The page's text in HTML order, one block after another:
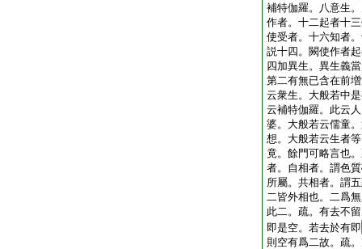
補特伽羅。八意生
作者。十二起者十
使受者。十六知者
説十四。闕使作者
四加異生。異生義
第二有無已含在前
云衆生。大般若中
云補特伽羅。此云
婆。大般若云儒童
想。大般若云生者
竟。餘門可略言也
者。自相者。謂色
所屬。共相者。謂
二皆外相也。二爲
此二。疏。有去不
即是空。若去於有即
則空有爲二故。疏